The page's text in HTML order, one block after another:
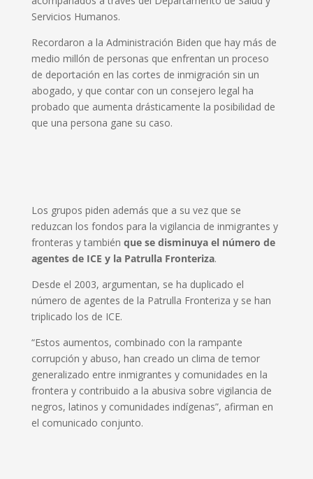
Servicios Humanos.
Recordaron a la Administración Biden que hay más de
medio millón de personas que enfrentan un proceso
de deportación en las cortes de inmigración sin un
abogado, y que contar con un consejero legal ha
probado que aumenta drásticamente la posibilidad de
que una persona gane su caso.
Los grupos piden además que a su vez que se
reduzcan los fondos para la vigilancia de inmigrantes y
fronteras y también que se disminuya el número de
agentes de ICE y la Patrulla Fronteriza.
Desde el 2003, argumentan, se ha duplicado el
número de agentes de la Patrulla Fronteriza y se han
triplicado los de ICE.
“Estos aumentos, combinado con la rampante
corrupción y abuso, han creado un clima de temor
generalizado entre inmigrantes y comunidades en la
frontera y contribuido a la abusiva sobre vigilancia de
negros, latinos y comunidades indígenas”, afirman en
el comunicado conjunto.